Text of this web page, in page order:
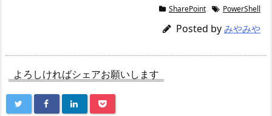
SharePoint PowerShell
Posted by みやみや
よろしければシェアお願いします